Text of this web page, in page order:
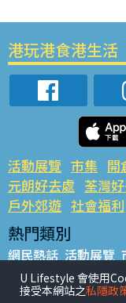
港玩港食港生活
活動展覽 市集 開
元朗好去處 荃灣
戶外郊遊 社會福利
熱門類別
網民熱話 活動展覽
銅鑼灣好去處 元朗
餐廳情報 戶外郊遊
U Lifestyle 會使用
接受本網站之私隱政